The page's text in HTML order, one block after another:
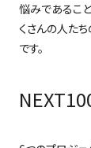
悩みであるこ
くさんの人た
です。